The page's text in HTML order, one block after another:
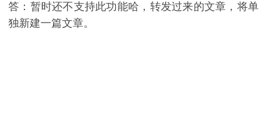
答：暂时还不支持此功能哈，转发过来的文章，将单
独新建一篇文章。